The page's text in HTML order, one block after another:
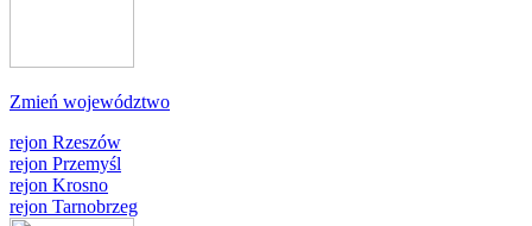
Zmień województwo
rejon Rzeszów
rejon Przemyśl
rejon Krosno
rejon Tarnobrzeg